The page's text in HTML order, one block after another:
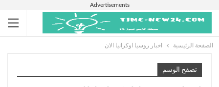
Advertisements
الصفحة الرئيسية اخبار روسيا اوكرانيا الان
تصفح الوسم